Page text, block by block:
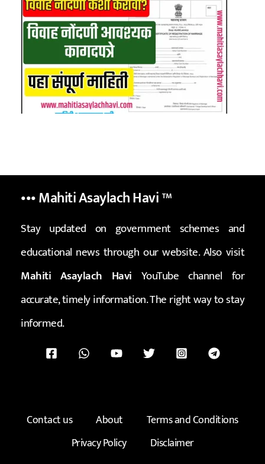
••• Mahiti Asaylach Havi™
Stay updated on government schemes and
educational news through our website. Also visit
Mahiti Asaylach Havi YouTube channel for
accurate, timely information. The right way to stay
informed.
Contact us About
Terms and Conditions
Privacy Policy
Disclaimer